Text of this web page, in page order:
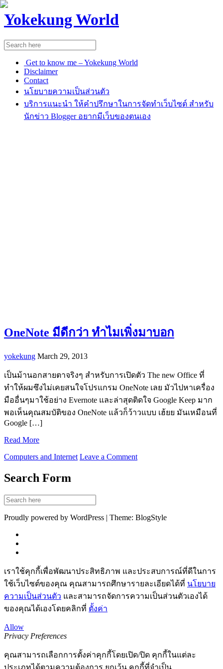
Yokekung World
Get to know me – Yokekung World
Disclaimer
Contact
นโยบายความเป็นส่วนตัว
บริการแนะนำ ให้คำปรึกษาในการจัดทำเว็บไซต์ สำหรับ
นักข่าว Blogger อยากมีเว็บของตนเอง
OneNote มีดีกว่า ทำไมเพิ่งมาบอก
yokekung March 29, 2013
เป็นม้านอกสายตาจริงๆ สำหรับการเปิดตัว The new Office ที่
ทำให้ผมซึงไม่เคยสนใจโปรแกรม OneNote เลย มัวไปหาเครื่อง
มืออื่นๆมาใช้อย่าง Evernote และล่าสุดติดใจ Google Keep มาก
พอเห็นคุณสมบัติของ OneNote แล้วก็ว้าวแบบ เฮ้ยย มันเหมือนที่
Google […]
Read More
Computers and Internet Leave a Comment
Search Form
Proudly powered by WordPress | Theme: BlogStyle
เราใช้คุกกี้เพื่อพัฒนาประสิทธิภาพ และประสบการณ์ที่ดีในการ
ใช้เว็บไซต์ของคุณ คุณสามารถศึกษารายละเอียดได้ที่ นโยบาย
ความเป็นส่วนตัว และสามารถจัดการความเป็นส่วนตัวเองได้
ของคุณได้เองโดยคลิกที่ ตั้งค่า
Allow
Privacy Preferences
คุณสามารถเลือกการตั้งค่าคุกกี้โดยเปิด/ปิด คุกกี้ในแต่ละ
ประเภทได้ตามความต้องการ ยกเว้น คุกกี้ที่จำเป็น